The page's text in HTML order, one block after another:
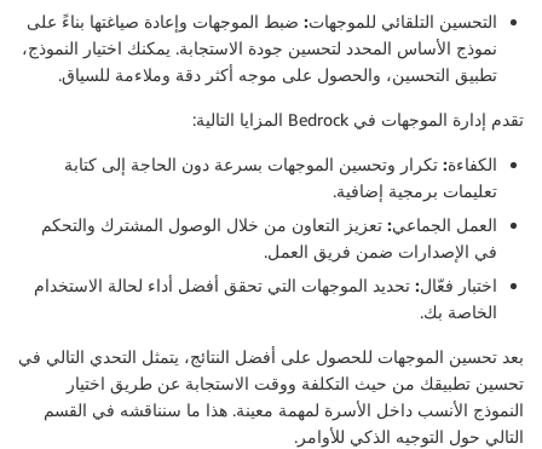
التحسين التلقائي للموجهات: ضبط الموجهات وإعادة صياغتها بناءً على
نموذج الأساس المحدد لتحسين جودة الاستجابة. يمكنك اختيار النموذج،
تطبيق التحسين، والحصول على موجه أكثر دقة وملاءمة للسياق.
تقدم إدارة الموجهات في Bedrock المزايا التالية:
الكفاءة: تكرار وتحسين الموجهات بسرعة دون الحاجة إلى كتابة
تعليمات برمجية إضافية.
العمل الجماعي: تعزيز التعاون من خلال الوصول المشترك والتحكم
في الإصدارات ضمن فريق العمل.
اختبار فعّال: تحديد الموجهات التي تحقق أفضل أداء لحالة الاستخدام
الخاصة بك.
بعد تحسين الموجهات للحصول على أفضل النتائج، يتمثل التحدي التالي في
تحسين تطبيقك من حيث التكلفة ووقت الاستجابة عن طريق اختيار
النموذج الأنسب داخل الأسرة لمهمة معينة. هذا ما سنناقشه في القسم
التالي حول التوجيه الذكي للأوامر.